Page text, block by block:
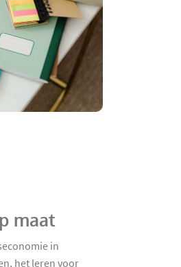
maat
in
het leren voor